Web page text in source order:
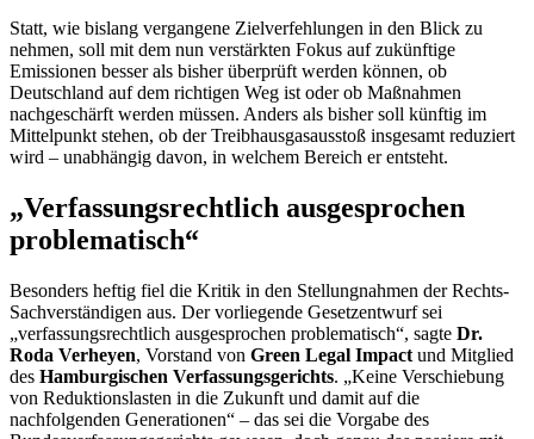
Statt, wie bislang vergangene Zielverfehlungen in den Blick zu
nehmen, soll mit dem nun verstärkten Fokus auf zukünftige
Emissionen besser als bisher überprüft werden können, ob
Deutschland auf dem richtigen Weg ist oder ob Maßnahmen
nachgeschärft werden müssen. Anders als bisher soll künftig im
Mittelpunkt stehen, ob der Treibhausgasausstoß insgesamt reduziert
wird – unabhängig davon, in welchem Bereich er entsteht.
„Verfassungsrechtlich ausgesprochen
problematisch“
Besonders heftig fiel die Kritik in den Stellungnahmen der Rechts-
Sachverständigen aus. Der vorliegende Gesetzentwurf sei
„verfassungsrechtlich ausgesprochen problematisch“, sagte Dr.
Roda Verheyen, Vorstand von Green Legal Impact und Mitglied
des Hamburgischen Verfassungsgerichts. „Keine Verschiebung
von Reduktionslasten in die Zukunft und damit auf die
nachfolgenden Generationen“ – das sei die Vorgabe des